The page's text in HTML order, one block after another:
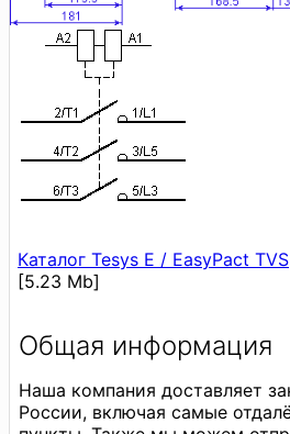
Каталог Tesys E / EasyPact TVS
[5.23 Mb]